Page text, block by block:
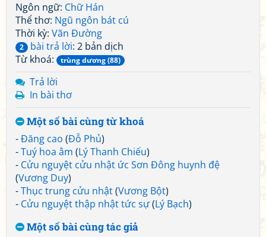
Ngôn ngữ: Chữ Hán
Thể thơ: Ngũ ngôn bát cú
Thời kỳ: Vãn Đường
2 bài trả lời: 2 bản dịch
Từ khoá:
trùng dương (88)
Trả lời
In bài thơ
Một số bài cùng từ khoá
-Đăng cao (Đỗ Phủ)
-Tuý hoa âm (Lý Thanh Chiếu)
- Cửu nguyệt cửu nhật ức Sơn Đông huynh đệ
(Vương Duy)
-Thục trung cửu nhật(Vương Bột)
- Cửu nguyệt thập nhật tức sự(Lý Bạch)
Một số bài cùng tác giả